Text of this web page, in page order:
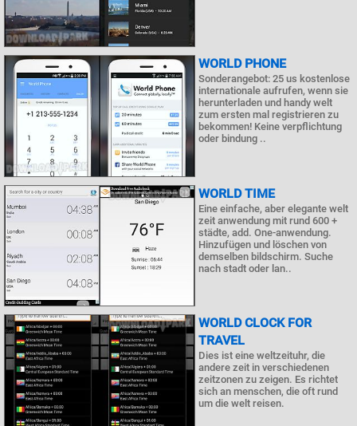
WORLD PHONE
Sonderangebot: 25 us kostenlose
internationale aufrufen, wenn sie
herunterladen und handy welt
zum ersten mal registrieren zu
bekommen! Keine verpflichtung
oder bindung ..
WORLD TIME
Eine einfache, aber elegante welt
zeit anwendung mit rund 600 +
städte, add. One-anwendung.
Hinzufügen und löschen von
demselben bildschirm. Suche
nach stadt oder lan..
WORLD CLOCK FOR
TRAVEL
Dies ist eine weltzeituhr, die
andere zeit in verschiedenen
zeitzonen zu zeigen. Es richtet
sich an menschen, die oft rund
um die welt reisen.